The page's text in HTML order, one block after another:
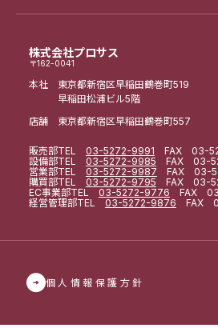
株式会社プロサス
〒162-0041
本社 東京都新宿区早稲田鶴巻町519
早稲田松浦ビル5階
店舗 東京都新宿区早稲田鶴巻町557
販売部TEL 03-5272-9991 FAX 03-
設備部TEL 03-5272-9985 FAX 03-
営業部TEL 03-5272-9987 FAX 03-
購買部TEL 03-5272-9795 FAX 03-
EC事業部TEL 03-5272-9776 FAX
経営管理部TEL 03-5272-9876 FAX
個人情報保護方針